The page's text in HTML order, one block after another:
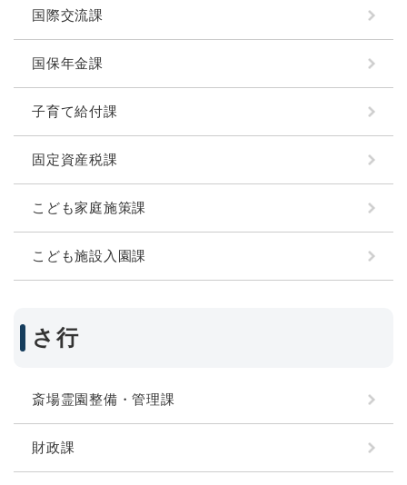
国際交流課
国保年金課
子育て給付課
固定資産税課
こども家庭施策課
こども施設入園課
さ行
斎場霊園整備・管理課
財政課